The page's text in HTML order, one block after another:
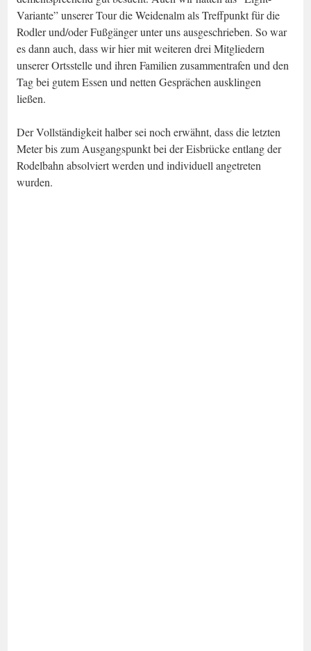
Variante” unserer Tour die Weidenalm als Treffpunkt für die
Rodler und/oder Fußgänger unter uns ausgeschrieben. So war
es dann auch, dass wir hier mit weiteren drei Mitgliedern
unserer Ortsstelle und ihren Familien zusammentrafen und den
Tag bei gutem Essen und netten Gesprächen ausklingen
ließen.
Der Vollständigkeit halber sei noch erwähnt, dass die letzten
Meter bis zum Ausgangspunkt bei der Eisbrücke entlang der
Rodelbahn absolviert werden und individuell angetreten
wurden.